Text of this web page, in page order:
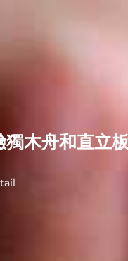
木舟和直立